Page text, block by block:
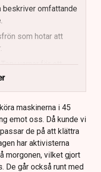
beskriver omfattande
som hotar att
varnar för ett
inför
av illegal aktivism.
maskinerna i 45
emot oss. Då kunde vi
de på att klättra
har aktivisterna
morgonen, vilket gjort
De går också runt med